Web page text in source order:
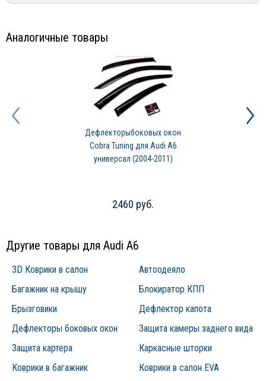
компания «Dun & Bradstreet Poland». Это свидетельствует о
Производство своей продукции предприятие строит на базе
системы менеджмента качества ISO 9001:2015.
Аналогичные товары
Дефлекторыбоковых окон
Cobra Tuning для Audi A6
универсал (2004-2011)
2460 руб.
Другие товары для Audi A6
3D Коврики в салон
Автоодеяло
Багажник на крышу
Блокиратор КПП
Брызговики
Дефлектор капота
Дефлекторы боковых окон
Защита камеры заднего вида
Защита картера
Каркасные шторки
Коврики в багажник
Коврики в салон EVA